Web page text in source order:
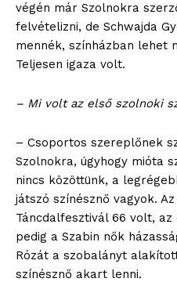
végén már Szolnokra
felvételizni, de Schwajda
mennék, színházban lehet
Teljesen igaza volt.
– Mi volt az első szolnoki
– Csoportos szereplőnek
Szolnokra, úgyhogy mióta
nincs közöttünk, a
játszó színésznő vagyok.
Táncdalfesztivál 66 volt,
pedig a Szabin nők
Rózát a szobalányt
színésznő akart lenni.